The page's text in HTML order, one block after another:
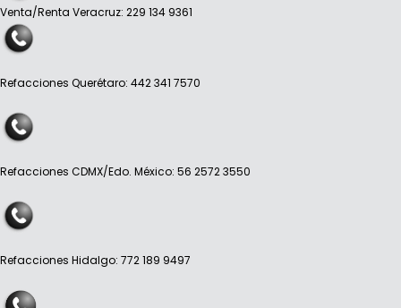
Venta/Renta Veracruz: 229 134 9361
Refacciones Querétaro: 442 341 7570
Refacciones CDMX/Edo. México: 56 2572 3550
Refacciones Hidalgo: 772 189 9497